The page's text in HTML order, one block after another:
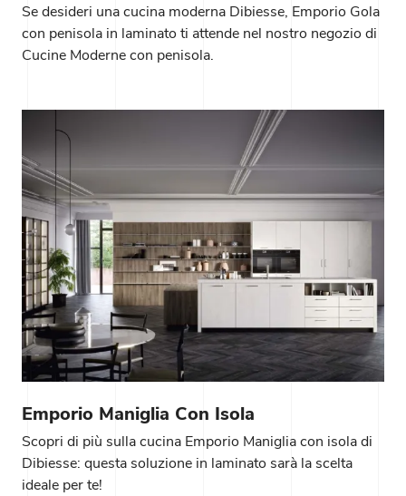
Se desideri una cucina moderna Dibiesse, Emporio Gola
con penisola in laminato ti attende nel nostro negozio di
Cucine Moderne con penisola.
Emporio Maniglia Con Isola
Scopri di più sulla cucina Emporio Maniglia con isola di
Dibiesse: questa soluzione in laminato sarà la scelta
ideale per te!